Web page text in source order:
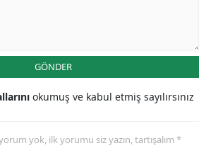
GÖNDER
okumuş ve kabul etmiş sayılırsınız
yok, ilk yorumu siz yazın, tartışalım *